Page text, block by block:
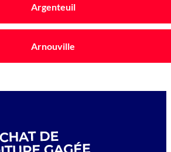
Argenteuil
Arnouville